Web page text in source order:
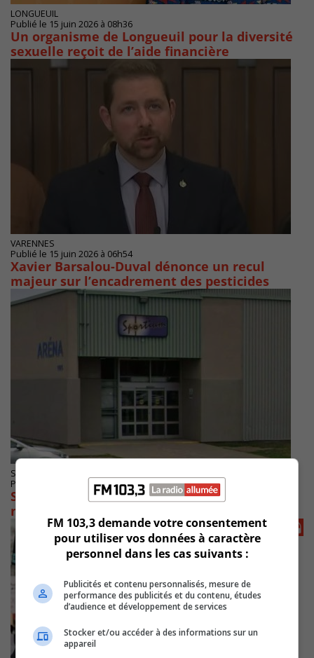
LONGUEUIL
Publié le 15 juin 2026 à 08h36
Un organisme de Longueuil pour la diversité
sexuelle reçoit de l’aide financière
VARENNES
Publié le 15 juin 2026 à 06h54
Xavier Barsalou-Duval dénonce un recul
majeur sur l’encadrement des pesticides
SAINT-CATHERINE
Publié le 8 juin 2026 à 08h15
Sainte-Catherine consulte pour adapter le
nouveau Sportium
FM 103,3 demande votre consentement
pour utiliser vos données à caractère
personnel dans les cas suivants :
Publicités et contenu personnalisés, mesure de
performance des publicités et du contenu, études
d’audience et développement de services
Stocker et/ou accéder à des informations sur un
appareil